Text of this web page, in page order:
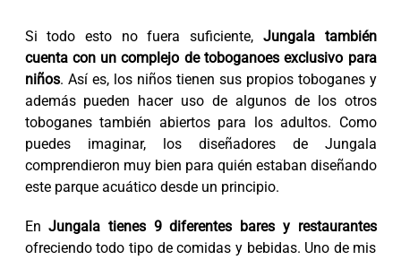
Si todo esto no fuera suficiente, Jungala también
cuenta con un complejo de toboganoes exclusivo para
niños. Así es, los niños tienen sus propios toboganes y
además pueden hacer uso de algunos de los otros
toboganes también abiertos para los adultos. Como
puedes imaginar, los diseñadores de Jungala
comprendieron muy bien para quién estaban diseñando
este parque acuático desde un principio.
EnJungala tienes 9 diferentes bares y restaurantes
ofreciendo todo tipo de comidas y bebidas. Uno de mis